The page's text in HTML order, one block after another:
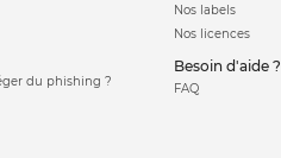
du phishing ?
Nos labels
Nos licences
Besoin d'aide ?
FAQ